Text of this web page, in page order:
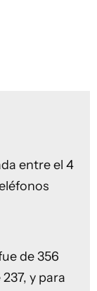
entre el 4
de 356
y para